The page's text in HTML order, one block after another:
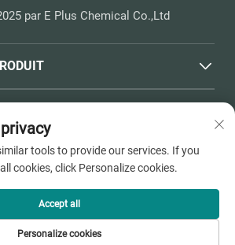
par E Plus Chemical Co.,Ltd
Route Haichen, Ville de Pinghu, Towne
de Jiaxing, Province du Zhejiang
tools to provide our services. If you
cookies, click Personalize cookies.
Personalize cookies
Accept all